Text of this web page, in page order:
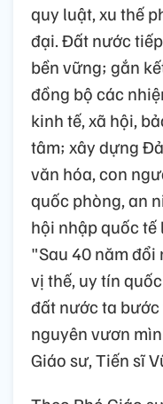
quy luật, xu thế
đại. Đất nước
bền vững; gắn
đồng bộ các
kinh tế, xã hội,
tâm; xây dựng
văn hóa, con
quốc phòng, an
hội nhập quốc tế
"Sau 40 năm đổi
vị thế, uy tín
đất nước ta
nguyên vươn
Giáo sư, Tiến sĩ